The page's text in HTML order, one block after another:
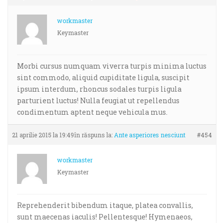
workmaster
Keymaster
Morbi cursus numquam viverra turpis minima luctus
sint commodo, aliquid cupiditate ligula, suscipit
ipsum interdum, rhoncus sodales turpis ligula
parturient luctus! Nulla feugiat ut repellendus
condimentum aptent neque vehicula mus.
21 aprilie 2015 la 19:49în răspuns la: Ante asperiores nesciunt #454
workmaster
Keymaster
Reprehenderit bibendum itaque, platea convallis,
sunt maecenas iaculis! Pellentesque! Hymenaeos,